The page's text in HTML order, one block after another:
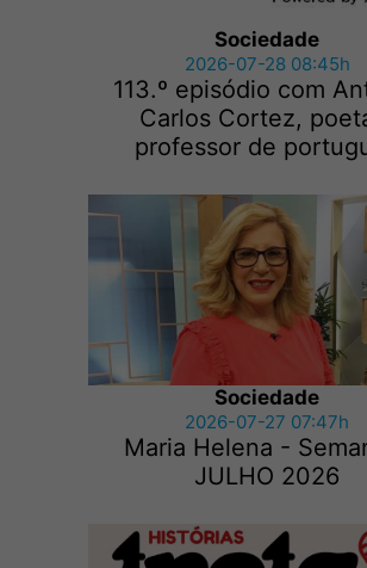
Sociedade
2026-07-28 08:45h
113.º episódio com
Carlos Cortez,
professor de
Sociedade
2026-07-27 07:47h
Maria Helena -
JULHO 2026